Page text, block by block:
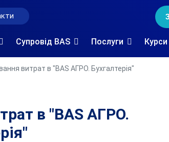
Супровід BAS Послуги Курси
витрат в "BAS АГРО. Бухгалтерія"
в "BAS АГРО.